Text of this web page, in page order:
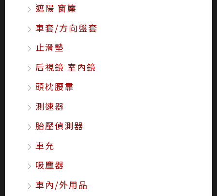
遮陽 窗簾
車套/方向盤套
止滑墊
后視鏡 室內鏡
頭枕腰靠
測速器
胎壓偵測器
車充
吸塵器
車內/外用品